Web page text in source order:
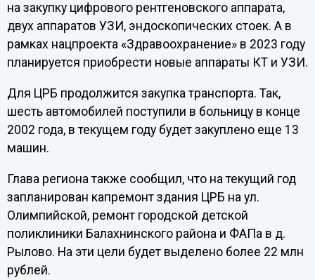
на закупку цифрового рентгеновского аппарата,
двух аппаратов УЗИ, эндоскопических стоек. А в
рамках нацпроекта «Здравоохранение» в 2023 году
планируется приобрести новые аппараты КТ и УЗИ.
Для ЦРБ продолжится закупка транспорта. Так,
шесть автомобилей поступили в больницу в конце
2002 года, в текущем году будет закуплено еще 13
машин.
Глава региона также сообщил, что на текущий год
запланирован капремонт здания ЦРБ на ул.
Олимпийской, ремонт городской детской
поликлиники Балахнинского района и ФАПа в д.
Рылово. На эти цели будет выделено более 22 млн
рублей.